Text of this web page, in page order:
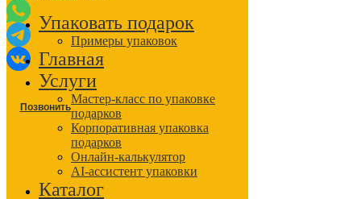
Позвонить
Упаковать подарок
Примеры упаковок
Главная
Услуги
Мастер-класс по упаковке
подарков
Корпоративная упаковка
подарков
Онлайн-калькулятор
AI-ассистент упаковки
Каталог